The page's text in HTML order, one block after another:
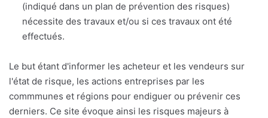
(indiqué dans un plan de prévention des risques)
nécessite des travaux et/ou si ces travaux ont été
effectués.
Le but étant d'informer les acheteur et les vendeurs sur
l'état de risque, les actions entreprises par les
commmunes et régions pour endiguer ou prévenir ces
derniers. Ce site évoque ainsi les risques majeurs à